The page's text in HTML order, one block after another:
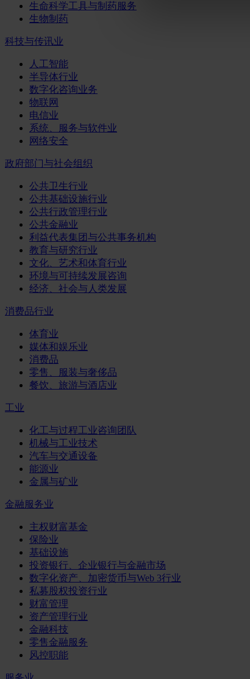
生命科学工具与制药服务
生物制药
科技与传讯业
人工智能
半导体行业
数字化咨询业务
物联网
电信业
系统、服务与软件业
网络安全
政府部门与社会组织
公共卫生行业
公共基础设施行业
公共行政管理行业
公共金融业
利益代表集团与公共事务机构
教育与研究行业
文化、艺术和体育行业
环境与可持续发展咨询
经济、社会与人类发展
消费品行业
体育业
媒体和娱乐业
消费品
零售、服装与奢侈品
餐饮、旅游与酒店业
工业
化工与过程工业咨询团队
机械与工业技术
汽车与交通设备
能源业
金属与矿业
金融服务业
主权财富基金
保险业
基础设施
投资银行、企业银行与金融市场
数字化资产、加密货币与Web 3行业
私募股权投资行业
财富管理
资产管理行业
金融科技
零售金融服务
风控职能